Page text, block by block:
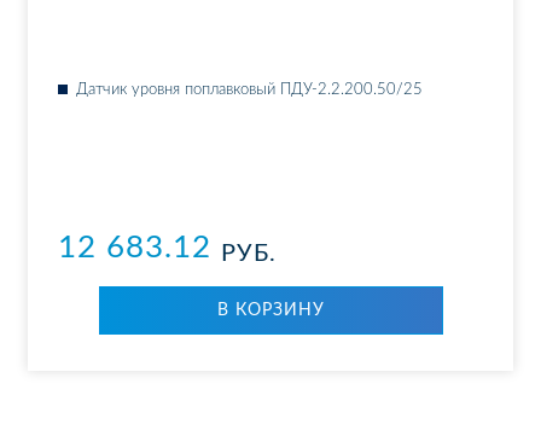
Дат­чик уров­ня по­плав­ко­вый ПДУ-2.​2.​200.​50/​25
12 683.12 РУБ.
В КОР­ЗИ­НУ